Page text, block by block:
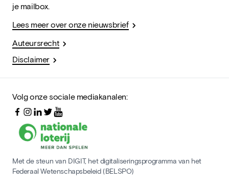
je mailbox.
Lees meer over onze nieuwsbrief
Auteursrecht
Disclaimer
Volg onze sociale mediakanalen:
Met de steun van DIGIT, het digitaliseringsprogramma van het
Federaal Wetenschapsbeleid (BELSPO)